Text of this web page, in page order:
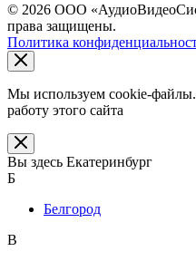
© 2026 ООО
права защищены.
Политика
Мы используем cookie-
работу этого сайта
Вы здесь Екатеринбург
Б
Белгород
В